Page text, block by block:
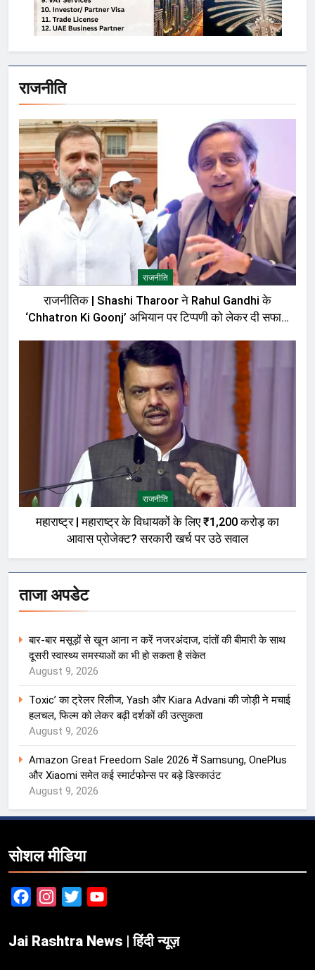
राजनीति
राजनीति
राजनीतिक | Shashi Tharoor ने Rahul Gandhi के
‘Chhatron Ki Goonj’ अभियान पर टिप्पणी को लेकर दी सफाई,
राजनीति
महाराष्ट्र | महाराष्ट्र के विधायकों के लिए ₹1,200 करोड़ का
आवास प्रोजेक्ट? सरकारी खर्च पर उठे सवाल
ताजा अपडेट
बार-बार मसूड़ों से खून आना न करें नजरअंदाज, दांतों की बीमारी के साथ
दूसरी स्वास्थ्य समस्याओं का भी हो सकता है संकेत
August 9, 2026
Toxic’ का ट्रेलर रिलीज, Yash और Kiara Advani की जोड़ी ने मचाई
हलचल, फिल्म को लेकर बढ़ी दर्शकों की उत्सुकता
August 9, 2026
Amazon Great Freedom Sale 2026 में Samsung, OnePlus
और Xiaomi समेत कई स्मार्टफोन्स पर बड़े डिस्काउंट
August 9, 2026
सोशल मीडिया
FacebookInstagram
Twitter
Jai Rashtra News | हिंदी न्यूज़